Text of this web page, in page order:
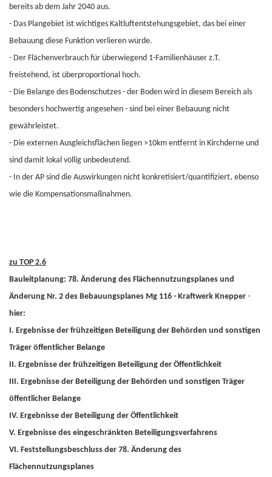
bereits ab dem Jahr 2040 aus.
- Das Plangebiet ist wichtiges Kaltluftentstehungsgebiet, das bei einer
Bebauung diese Funktion verlieren würde.
- Der Flächenverbrauch für überwiegend 1-Familienhäuser z.T.
freistehend, ist überproportional hoch.
- Die Belange des Bodenschutzes - der Boden wird in diesem Bereich als
besonders hochwertig angesehen - sind bei einer Bebauung nicht
gewährleistet.
- Die externen Ausgleichsflächen liegen >10km entfernt in Kirchderne und
sind damit lokal völlig unbedeutend.
- In der AP sind die Auswirkungen nicht konkretisiert/quantifiziert, ebenso
wie die Kompensationsmaßnahmen.
zu TOP 2.6
Bauleitplanung: 78. Änderung des Flächennutzungsplanes und
Änderung Nr. 2 des Bebauungsplanes Mg 116 - Kraftwerk Knepper -
hier:
I. Ergebnisse der frühzeitigen Beteiligung der Behörden und sonstigen
Träger öffentlicher Belange
II. Ergebnisse der frühzeitigen Beteiligung der Öffentlichkeit
III. Ergebnisse der Beteiligung der Behörden und sonstigen Träger
öffentlicher Belange
IV. Ergebnisse der Beteiligung der Öffentlichkeit
V. Ergebnisse des eingeschränkten Beteiligungsverfahrens
VI. Feststellungsbeschluss der 78. Änderung des
Flächennutzungsplanes